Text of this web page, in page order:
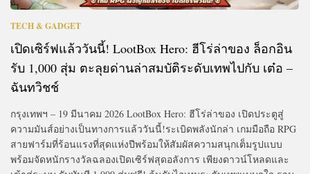
TECH & GADGET
เปิดเซิร์ฟแล้ววันนี้! LootBox Hero: ฮีโร่ล่าของ ล็อกอิน
รับ 1,000 สุ่ม ตะลุยด่านล่าสมบัติระดับเทพไปกับ เต๋อ –
ฉันทวิชช์
กรุงเทพฯ – 19 มีนาคม 2026 LootBox Hero: ฮีโร่ล่าของ เปิดประตูสู่
ความมันส์อย่างเป็นทางการแล้ววันนี้!ระเบิดพลังนักล่า เกมมือถือ RPG
สายฟาร์มที่ร้อนแรงที่สุดแห่งปีพร้อมให้สัมผัสความสนุกเต็มรูปแบบ
พร้อมจัดหนักรางวัลฉลองเปิดเซิร์ฟสุดอลังการ เพียงดาวน์โหลดและ